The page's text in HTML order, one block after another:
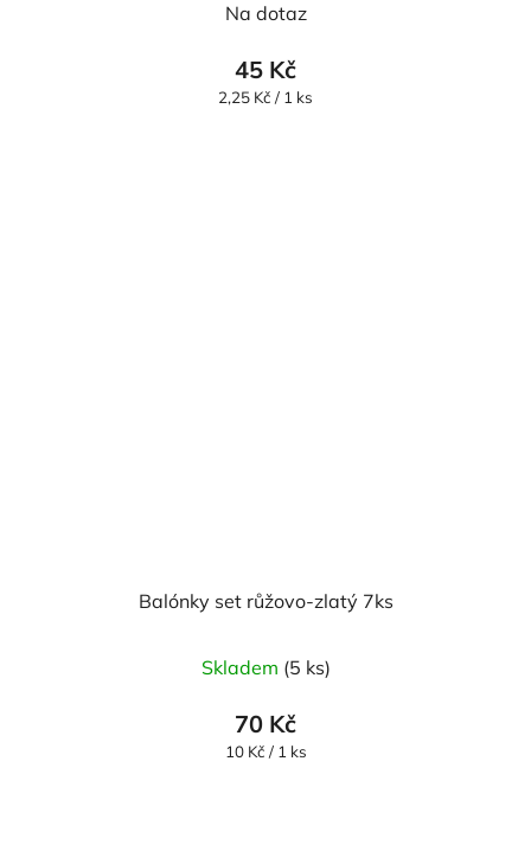
Na dotaz
45 Kč
Měrná
2,25 Kč / 1 ks
Balónky set růžovo-zlatý 7ks
Skladem (5 ks)
70 Kč
Měrná
10 Kč / 1 ks